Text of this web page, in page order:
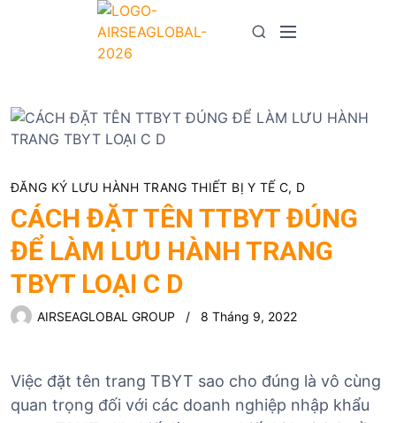
S
c
M
ĐĂNG KÝ LƯU HÀNH TRANG THIẾT BỊ Y TẾ C, D
CÁCH ĐẶT TÊN TTBYT ĐÚNG
ĐỂ LÀM LƯU HÀNH TRANG
TBYT LOẠI C D
AIRSEAGLOBAL GROUP 8 Tháng 9, 2022
Việc đặt tên trang TBYT sao cho đúng là vô cùng
quan trọng đối với các doanh nghiệp nhập khẩu